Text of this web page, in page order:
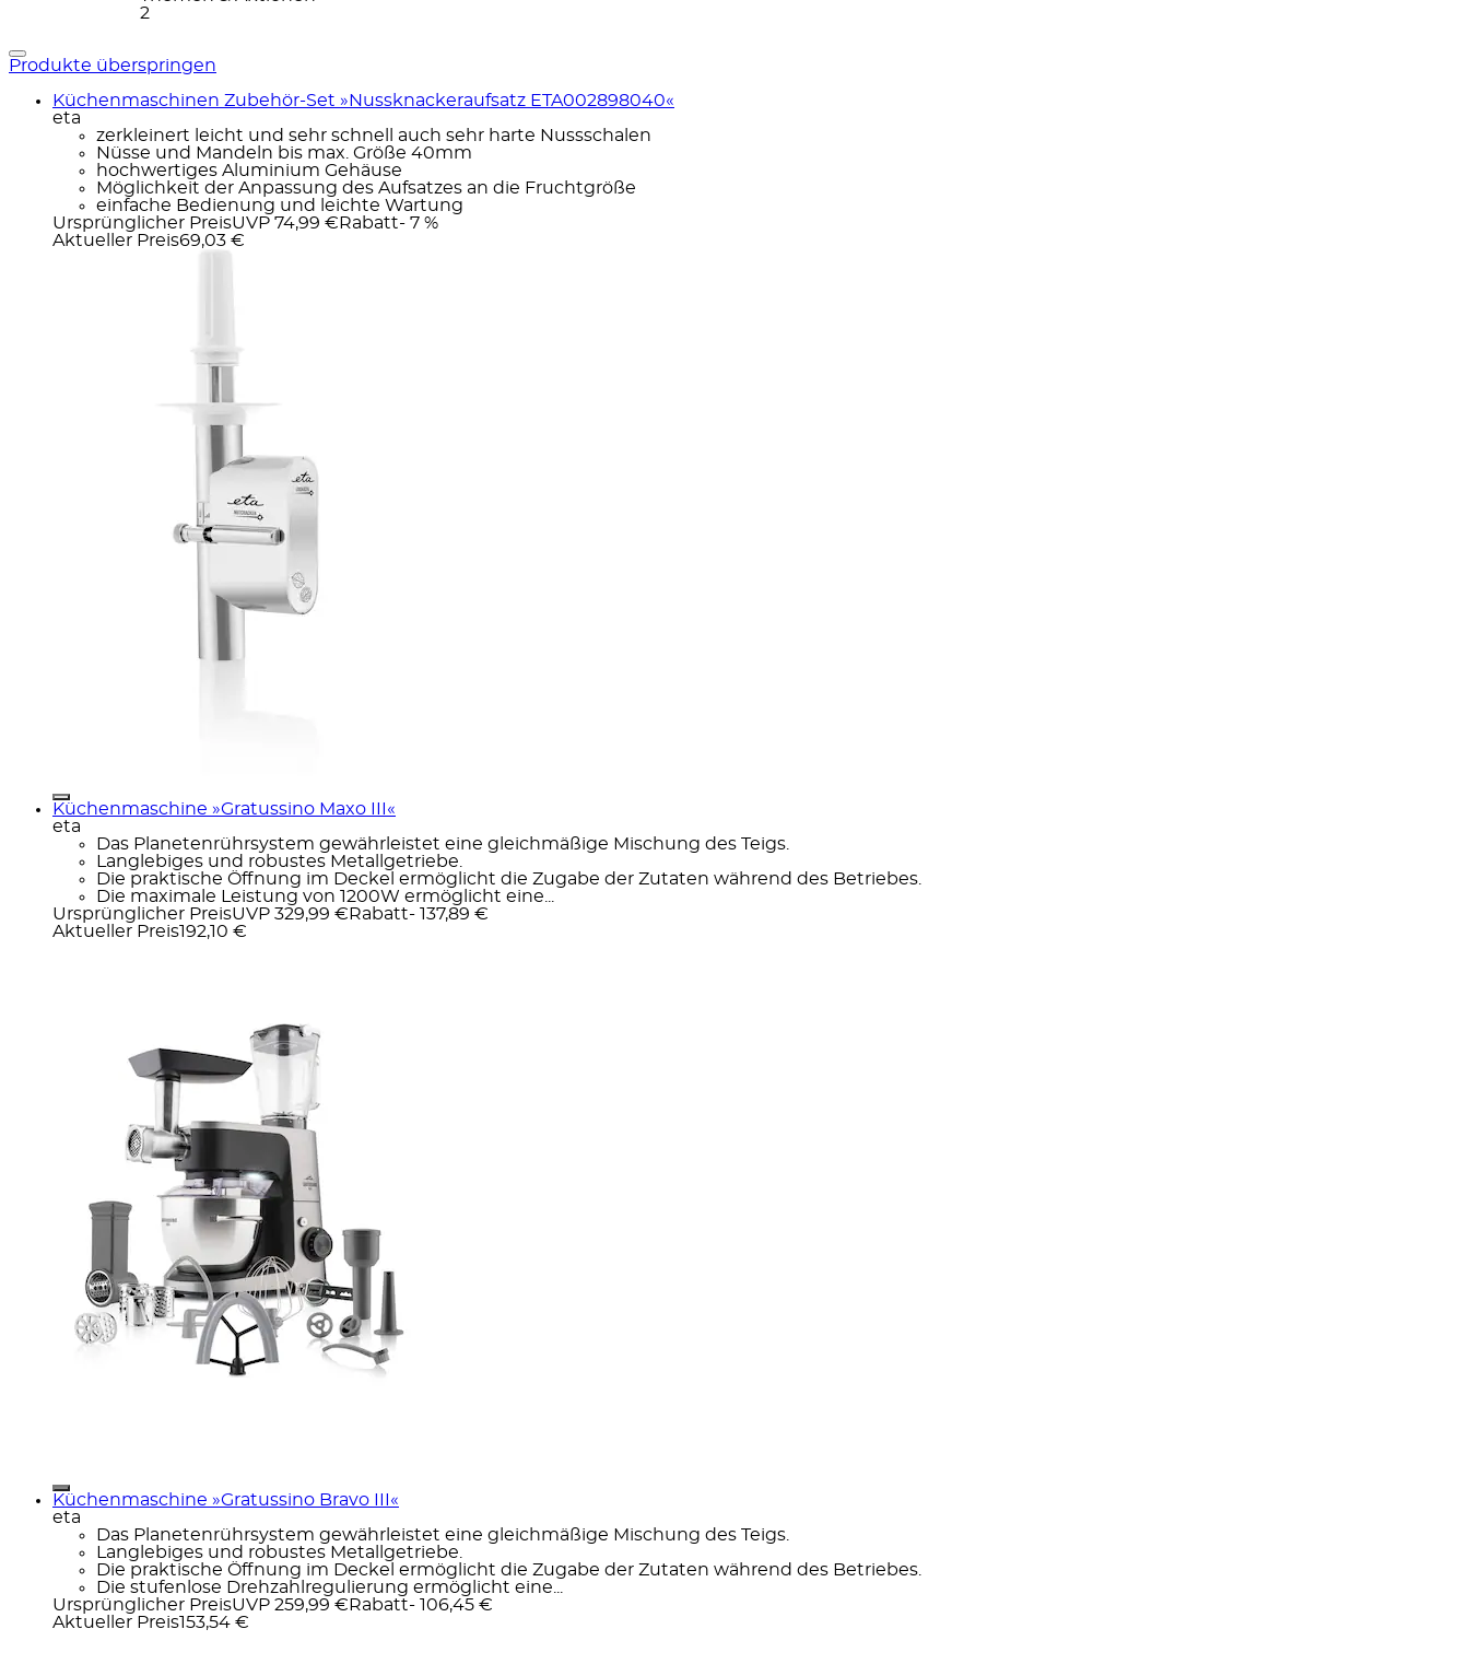
2
Produkte überspringen
Küchenmaschinen Zubehör-Set »Nussknackeraufsatz ETA002898040«
eta
zerkleinert leicht und sehr schnell auch sehr harte Nussschalen
Nüsse und Mandeln bis max. Größe 40mm
hochwertiges Aluminium Gehäuse
Möglichkeit der Anpassung des Aufsatzes an die Fruchtgröße
einfache Bedienung und leichte Wartung
Ursprünglicher PreisUVP 74,99 € Rabatt- 7 %
Aktueller Preis69,03 €
Küchenmaschine »Gratussino Maxo III«
eta
Das Planetenrührsystem gewährleistet eine gleichmäßige Mischung des Teigs.
Langlebiges und robustes Metallgetriebe.
Die praktische Öffnung im Deckel ermöglicht die Zugabe der Zutaten während des Betriebes.
Die maximale Leistung von 1200W ermöglicht eine...
Ursprünglicher PreisUVP 329,99 € Rabatt- 137,89 €
Aktueller Preis192,10 €
Küchenmaschine »Gratussino Bravo III«
eta
Das Planetenrührsystem gewährleistet eine gleichmäßige Mischung des Teigs.
Langlebiges und robustes Metallgetriebe.
Die praktische Öffnung im Deckel ermöglicht die Zugabe der Zutaten während des Betriebes.
Die stufenlose Drehzahlregulierung ermöglicht eine...
Ursprünglicher PreisUVP 259,99 € Rabatt- 106,45 €
Aktueller Preis153,54 €